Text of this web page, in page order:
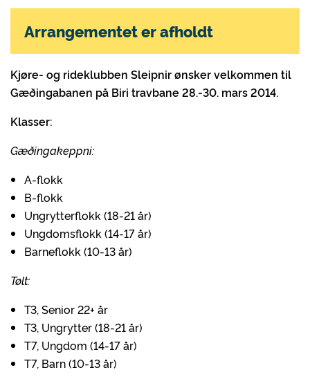
Kjøre- og rideklubben Sleipnir ønsker velkommen til
Gæðingabanen på Biri travbane 28.-30. mars 2014.
Klasser:
Gæðingakeppni:
A-flokk
B-flokk
Ungrytterflokk (18-21 år)
Ungdomsflokk (14-17 år)
Barneflokk (10-13 år)
Tølt:
T3, Senior 22+ år
T3, Ungrytter (18-21 år)
T7, Ungdom (14-17 år)
T7, Barn (10-13 år)
Arrangementet er afholdt